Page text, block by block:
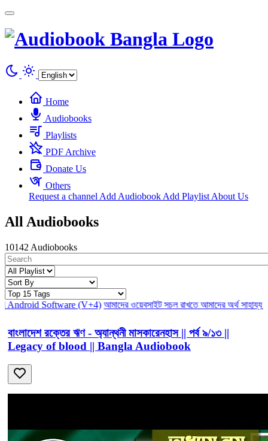
Home
Audiobooks
Playlists
PDF Archive
Donate Us
Others
Request a channel Add Audiobook Add Playlist About Us
All Audiobooks
10142 Audiobooks
আমাদের ওয়েবসাইট সচল রাখতে আমাদের অর্থ সাহায্য করুন। আমরা একটি
বাংলাদেশ রক্তের ঋণ - অ্যান্থনী মাসকারেনহাস || পর্ব ৯/১৩ ||
Legacy of blood || Bangla Audiobook